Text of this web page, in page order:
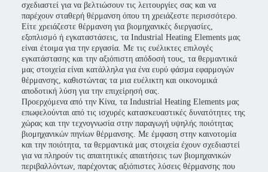
σχεδιαστεί για να βελτιώσουν τις λειτουργίες σας και να
παρέχουν σταθερή θέρμανση όπου τη χρειάζεστε περισσότερο.
Είτε χρειάζεστε θέρμανση για βιομηχανικές διεργασίες,
εξοπλισμό ή εγκαταστάσεις, τα Industrial Heating Elements μας
είναι έτοιμα για την εργασία. Με τις ευέλικτες επιλογές
εγκατάστασης και την αξιόπιστη απόδοσή τους, τα θερμαντικά
μας στοιχεία είναι κατάλληλα για ένα ευρύ φάσμα εφαρμογών
θέρμανσης, καθιστώντας τα μια ευέλικτη και οικονομικά
αποδοτική λύση για την επιχείρησή σας.
Προερχόμενα από την Κίνα, τα Industrial Heating Elements μας
επωφελούνται από τις ισχυρές κατασκευαστικές δυνατότητες της
χώρας και την τεχνογνωσία στην παραγωγή υψηλής ποιότητας
βιομηχανικών πηνίων θέρμανσης. Με έμφαση στην καινοτομία
και την ποιότητα, τα θερμαντικά μας στοιχεία έχουν σχεδιαστεί
για να πληρούν τις απαιτητικές απαιτήσεις των βιομηχανικών
περιβαλλόντων, παρέχοντας αξιόπιστες λύσεις θέρμανσης που